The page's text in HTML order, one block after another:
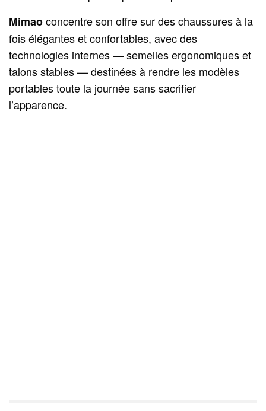
Mimaoconcentre son offre sur des chaussures à la
fois élégantes et confortables, avec des
technologies internes — semelles ergonomiques et
talons stables — destinées à rendre les modèles
portables toute la journée sans sacrifier
l’apparence.